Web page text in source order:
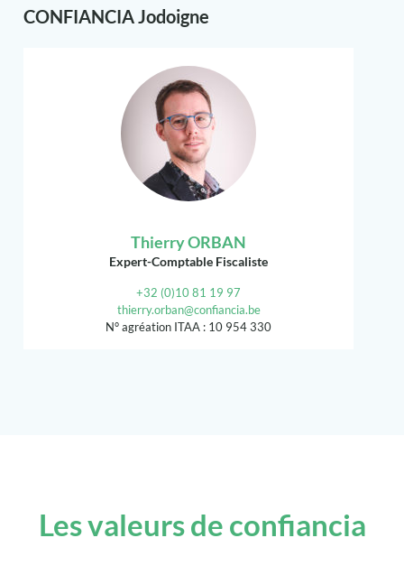
CONFIANCIA Jodoigne
Thierry ORBAN
Expert-Comptable Fiscaliste
+32 (0)10 81 19 97
thierry.orban@confiancia.be
N° agréation ITAA : 10 954 330
Les valeurs de confiancia